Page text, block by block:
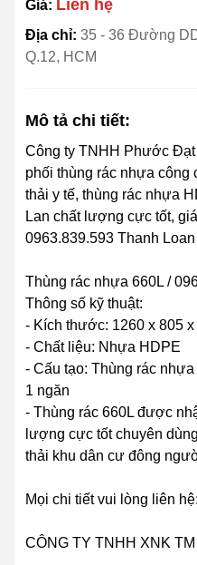
Giá: Liên hệ
Địa chỉ: 35 - 36 Đường
Q.12, HCM
Mô tả chi tiết:
Công ty TNHH Phước
phối thùng rác nhựa công
thải y tế, thùng rác nhựa
Lan chất lượng cực tốt,
0963.839.593 Thanh Loan
Thùng rác nhựa 660L /
Thông số kỹ thuật:
- Kích thước: 1260 x 805 x
- Chất liệu: Nhựa HDPE
- Cấu tạo: Thùng rác
1 ngăn
- Thùng rác 660L được
lượng cực tốt chuyên
thải khu dân cư đông
Mọi chi tiết vui lòng liên hệ:
CÔNG TY TNHH XNK